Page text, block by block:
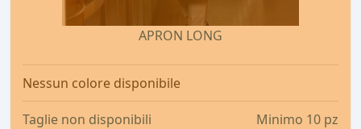
APRON LONG
Nessun colore disponibile
Taglie non disponibili Minimo 10 pz